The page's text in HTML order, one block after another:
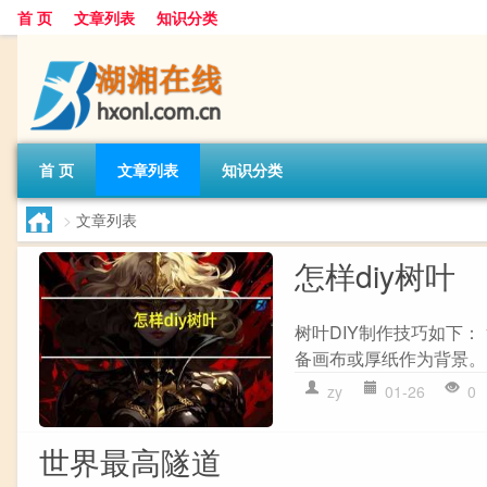
首 页 文章列表 知识分类
首 页 文章列表 知识分类
> 文章列表
怎样diy树叶
树叶DIY制作技巧如下
备画布或厚纸作为背景
zy 01-26 0
世界最高隧道